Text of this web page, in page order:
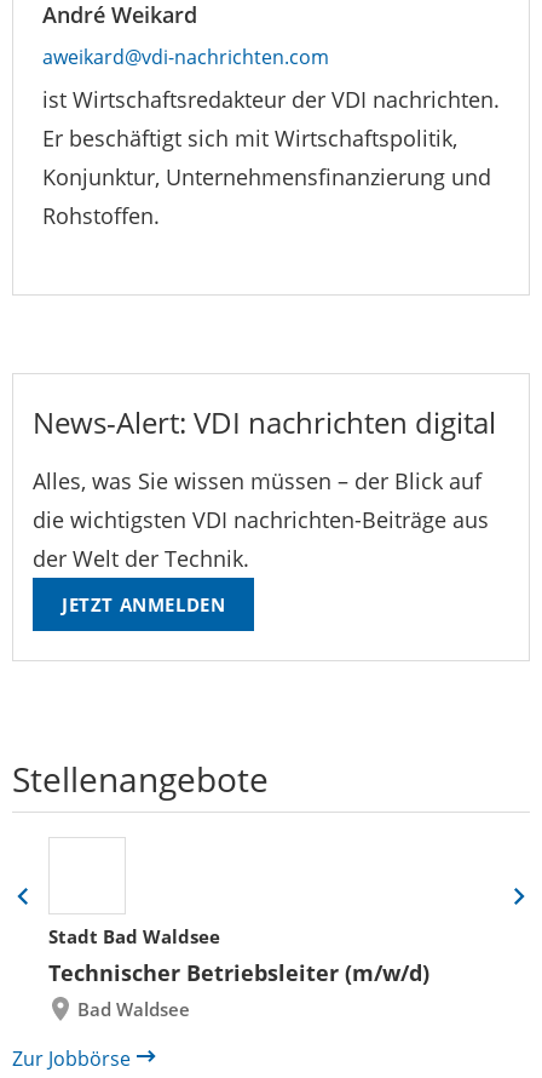
André Weikard
aweikard@vdi-nachrichten.com
ist Wirtschaftsredakteur der VDI nachrichten.
Er beschäftigt sich mit Wirtschaftspolitik,
Konjunktur, Unternehmensfinanzierung und
Rohstoffen.
News-Alert: VDI nachrichten digital
Alles, was Sie wissen müssen – der Blick auf
die wichtigsten VDI nachrichten-Beiträge aus
der Welt der Technik.
JETZT ANMELDEN
Stellenangebote
Stadt Bad Waldsee
Technischer Betriebsleiter (m/w/d)
Bad Waldsee
Folie
zurück
Eine
Zur Jobbörse